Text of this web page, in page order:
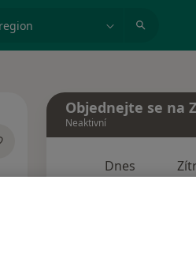
Objednejte se na
Neaktivní
Dnes
Tento